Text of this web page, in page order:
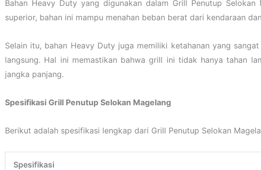
Bahan Heavy Duty yang digunakan dalam Grill Penutup
superior, bahan ini mampu menahan beban berat dari kendaraan
Selain itu, bahan Heavy Duty juga memiliki ketahanan yang
langsung. Hal ini memastikan bahwa grill ini tidak hanya tahan
jangka panjang.
Spesifikasi Grill Penutup Selokan Magelang
Berikut adalah spesifikasi lengkap dari Grill Penutup Selokan
Spesifikasi